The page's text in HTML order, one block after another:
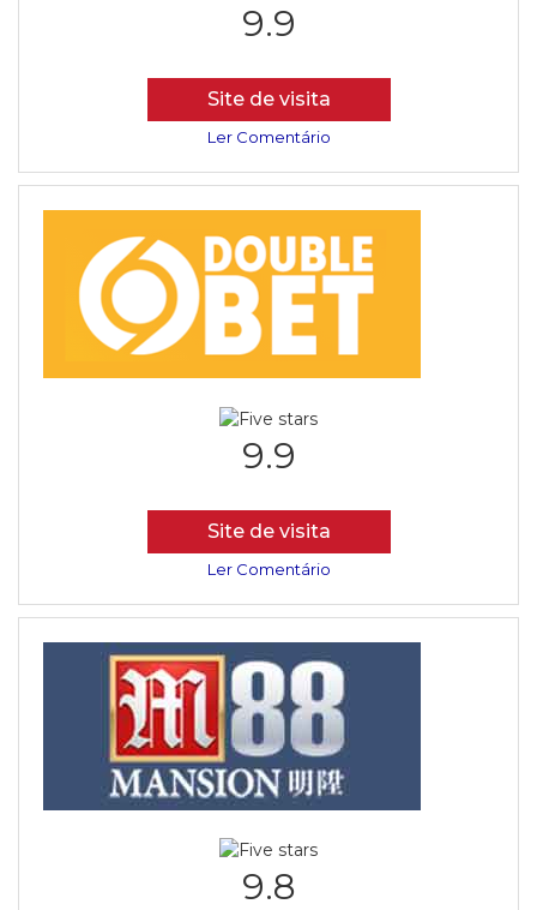
9.9
Site de visita
Ler Comentário
9.9
Site de visita
Ler Comentário
9.8